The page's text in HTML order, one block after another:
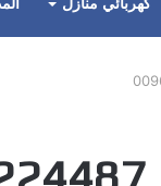
كهربائي منازل